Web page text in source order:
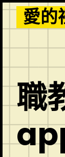
Skip
to
content
愛的
職